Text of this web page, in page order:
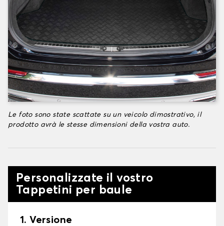
Le foto sono state scattate su un veicolo dimostrativo, il
prodotto avrà le stesse dimensioni della vostra auto.
Personalizzate il vostro
Tappetini per baule
1. Versione